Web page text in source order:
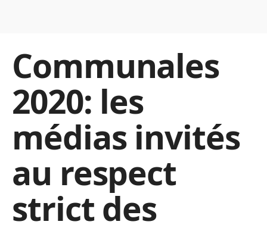
Communales
2020: les
médias invités
au respect
strict des